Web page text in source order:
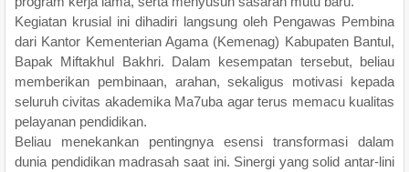
Kegiatan krusial ini dihadiri langsung oleh Pengawas Pembina
dari Kantor Kementerian Agama (Kemenag) Kabupaten Bantul,
Bapak Miftakhul Bakhri. Dalam kesempatan tersebut, beliau
memberikan pembinaan, arahan, sekaligus motivasi kepada
seluruh civitas akademika Ma7uba agar terus memacu kualitas
pelayanan pendidikan.
Beliau menekankan pentingnya esensi transformasi dalam
dunia pendidikan madrasah saat ini. Sinergi yang solid antar-lini